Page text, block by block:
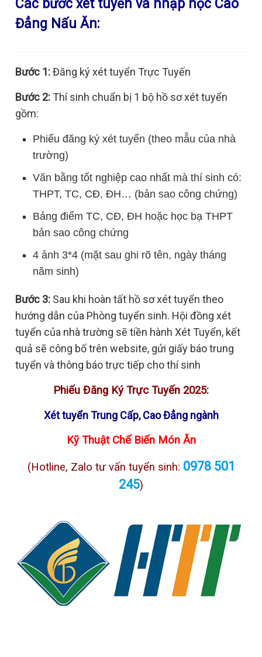
Các bước xét tuyển và nhập học Cao
Đẳng Nấu Ăn:
Bước 1:Đăng ký xét tuyển Trực Tuyến
Bước 2: Thí sinh chuẩn bị 1 bộ hồ sơ xét tuyển
gồm:
Phiếu đăng ký xét tuyển (theo mẫu của nhà
trường)
Văn bằng tốt nghiệp cao nhất mà thí sinh có:
THPT, TC, CĐ, ĐH… (bản sao công chứng)
Bảng điểm TC, CĐ, ĐH hoặc học bạ THPT
bản sao công chứng
4 ảnh 3*4 (mặt sau ghi rõ tên, ngày tháng
năm sinh)
Bước 3: Sau khi hoàn tất hồ sơ xét tuyển theo
hướng dẫn của Phòng tuyển sinh. Hội đồng xét
tuyển của nhà trường sẽ tiền hành Xét Tuyển, kết
quả sẽ công bố trên website, gửi giấy báo trung
tuyển và thông báo trực tiếp cho thí sinh
Phiếu Đăng Ký Trực Tuyến 2025:
Xét tuyển Trung Cấp, Cao Đẳng ngành
Kỹ Thuật Chế Biến Món Ăn
(Hotline, Zalo tư vấn tuyển sinh: 0978 501
245)